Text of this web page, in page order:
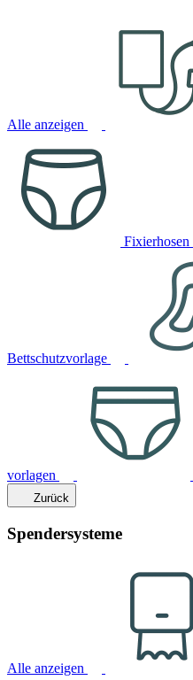
Alle anzeigen
Fixierhosen
Bettschutzvorlage
vorlagen
Zurück
Spendersysteme
Alle anzeigen